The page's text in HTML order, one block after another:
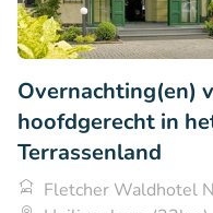
Overnachting(en)
hoofdgerecht in
Terrassenland
Fletcher Waldhotel